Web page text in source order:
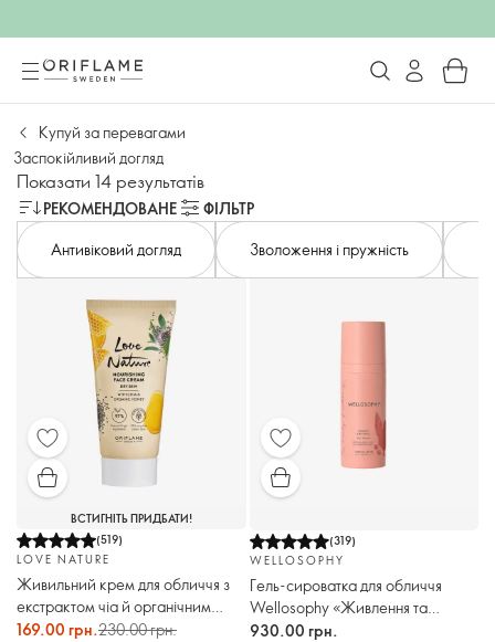
Купуй за перевагами
Заспокійливий догляд
Показати 14 результатів
РЕКОМЕНДОВАНЕ
ФІЛЬТР
Антивіковий догляд
Зволоження і пружність
ВСТИГНІТЬ ПРИДБАТИ!
(519)
LOVE NATURE
Живильний крем для обличчя з
екстрактом чіа й органічним
медом Love Nature
169.00 грн.230.00 грн.
(319)
WELLOSOPHY
Гель-сироватка для обличчя
Wellosophy «Живлення та
омолодження»
930.00 грн.